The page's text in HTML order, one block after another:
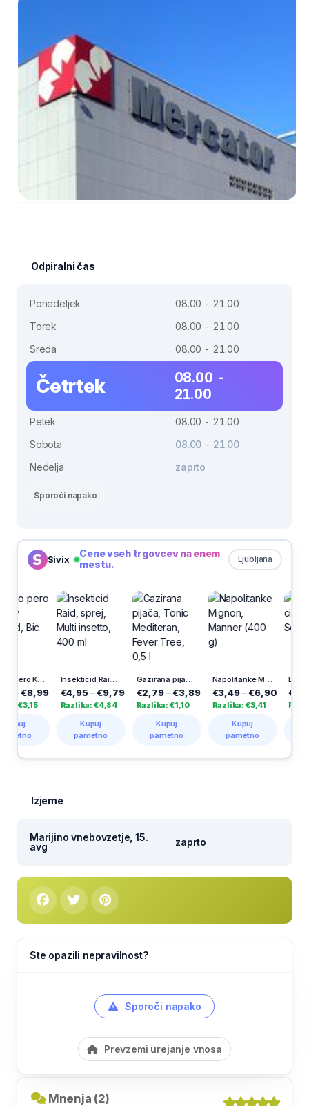
Odpiralni čas
Ponedeljek
08.00 - 21.00
Torek
08.00 - 21.00
Sreda
08.00 - 21.00
Četrtek
08.00 -
21.00
Petek
08.00 - 21.00
Sobota
08.00 - 21.00
Nedelja
zaprto
Sporoči napako
Sivix Ljubljana
Cene vseh trgovcev na enem
mestu.
Insekticid Raid, sprej, Multi insetto, 400 ml
€4,95–€9,79
Razlika: €4,84
pametno
Gazirana pijača, Tonic Mediteran, Fever Tree, 0,5 l
€2,79–€3,89
Razlika: €1,10
pametno
Napolitanke Mignon, Manner (400 g)
€3,49–€6,90
Razlika: €3,41
pametno
Bio mleti cimet, 40 g, Sonnentor
€2,55–€4,19
Razlika: €1,64
pametno
Izjeme
Marijino vnebovzetje, 15.
avg
zaprto
Ste opazili nepravilnost?
Sporoči napako
Prevzemi urejanje vnosa
Mnenja (2)